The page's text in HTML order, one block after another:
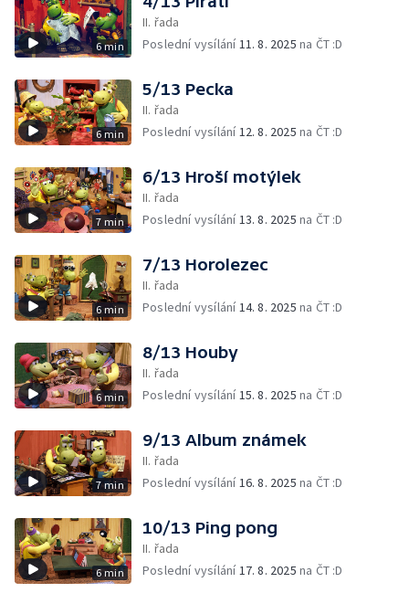
6 min
II. řada
Poslední vysílání11. 8. 2025 na ČT :D
6 min
5/13 Pecka
II. řada
Poslední vysílání12. 8. 2025 na ČT :D
7 min
6/13 Hroší motýlek
II. řada
Poslední vysílání13. 8. 2025 na ČT :D
6 min
7/13 Horolezec
II. řada
Poslední vysílání14. 8. 2025 na ČT :D
6 min
8/13 Houby
II. řada
Poslední vysílání15. 8. 2025 na ČT :D
7 min
9/13 Album známek
II. řada
Poslední vysílání16. 8. 2025 na ČT :D
6 min
10/13 Ping pong
II. řada
Poslední vysílání17. 8. 2025 na ČT :D